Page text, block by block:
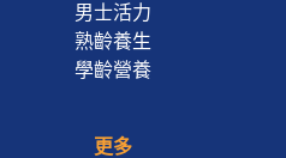
男士活力
熟齡養生
學齡營養
更多